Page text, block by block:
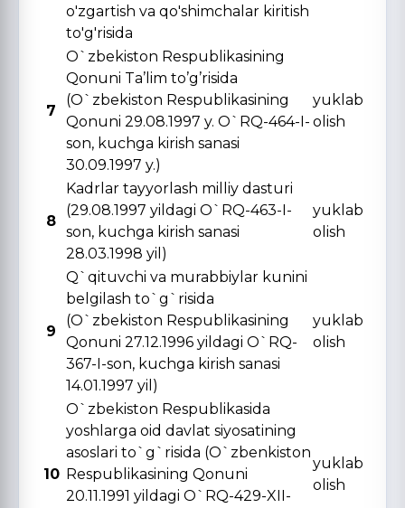
o'zgartish va qo'shimchalar kiritish
to'g'risida
7
O`zbekiston Respublikasining
Qonuni Ta’lim to’g’risida
(O`zbekiston Respublikasining
Qonuni 29.08.1997 y. O`RQ-464-I-
son, kuchga kirish sanasi
30.09.1997 y.)
yuklab
olish
8
Kadrlar tayyorlash milliy dasturi
(29.08.1997 yildagi O`RQ-463-I-
son, kuchga kirish sanasi
28.03.1998 yil)
yuklab
olish
9
Q`qituvchi va murabbiylar kunini
belgilash to`g`risida
(O`zbekiston Respublikasining
Qonuni 27.12.1996 yildagi O`RQ-
367-I-son, kuchga kirish sanasi
14.01.1997 yil)
yuklab
olish
10
O`zbekiston Respublikasida
yoshlarga oid davlat siyosatining
asoslari to`g`risida (O`zbenkiston
Respublikasining Qonuni
20.11.1991 yildagi O`RQ-429-XII-
yuklab
olish